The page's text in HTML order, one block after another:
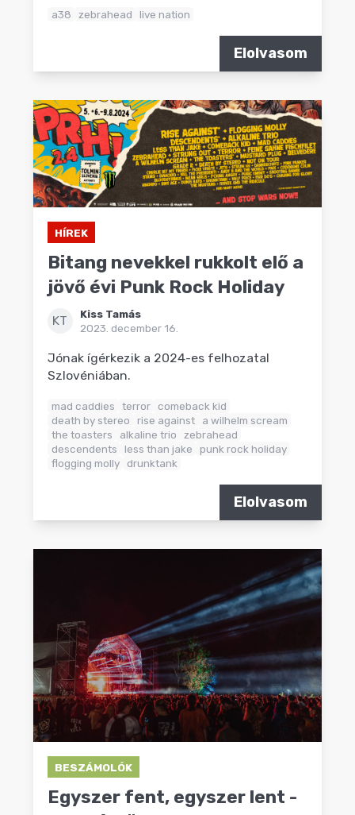
a38 zebrahead live nation
Elolvasom
HÍREK
Bitang nevekkel rukkolt elő a
jövő évi Punk Rock Holiday
KT
Kiss Tamás
2023. december 16.
Jónak ígérkezik a 2024-es felhozatal
Szlovéniában.
mad caddies terror comeback kid
death by stereo
rise against
a wilhelm scream
the toasters
alkaline trio
zebrahead
descendents
less than jake
punk rock holiday
flogging molly
drunktank
Elolvasom
BESZÁMOLÓK
Egyszer fent, egyszer lent -